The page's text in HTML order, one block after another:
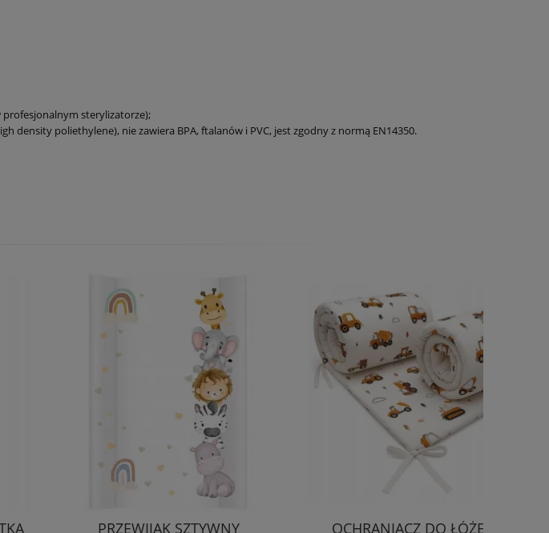
sterylizatorze);
density poliethylene), nie zawiera BPA, ftalanów i PVC, jest zgodny z normą EN14350.
PRZEWIJAK SZTYWNY OCHRANIACZ DO ŁÓŻECZKA